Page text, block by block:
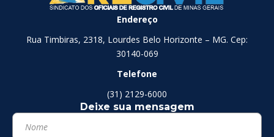
Endereço
Rua Timbiras, 2318, Lourdes Belo Horizonte – MG. Cep:
30140-069
Telefone
(31) 2129-6000
Deixe sua mensagem